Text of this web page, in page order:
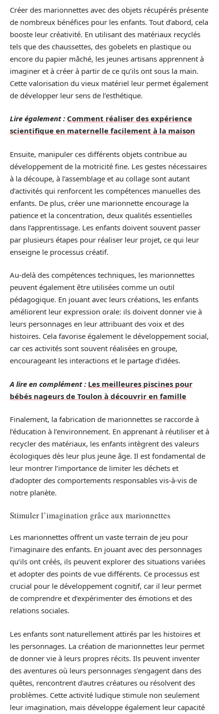
Créer des marionnettes avec des objets récupérés présente
de nombreux bénéfices pour les enfants. Tout d’abord, cela
booste leur créativité. En utilisant des matériaux recyclés
tels que des chaussettes, des gobelets en plastique ou
encore du papier mâché, les jeunes artisans apprennent à
imaginer et à créer à partir de ce qu’ils ont sous la main.
Cette valorisation du vieux matériel leur permet également
de développer leur sens de l’esthétique.
Lire également : Comment réaliser des expérience
scientifique en maternelle facilement à la maison
Ensuite, manipuler ces différents objets contribue au
développement de la motricité fine. Les gestes nécessaires
à la découpe, à l’assemblage et au collage sont autant
d’activités qui renforcent les compétences manuelles des
enfants. De plus, créer une marionnette encourage la
patience et la concentration, deux qualités essentielles
dans l’apprentissage. Les enfants doivent souvent passer
par plusieurs étapes pour réaliser leur projet, ce qui leur
enseigne le processus créatif.
Au-delà des compétences techniques, les marionnettes
peuvent également être utilisées comme un outil
pédagogique. En jouant avec leurs créations, les enfants
améliorent leur expression orale: ils doivent donner vie à
leurs personnages en leur attribuant des voix et des
histoires. Cela favorise également le développement social,
car ces activités sont souvent réalisées en groupe,
encourageant les interactions et le partage d’idées.
A lire en complément : Les meilleures piscines pour
bébés nageurs de Toulon à découvrir en famille
Finalement, la fabrication de marionnettes se raccorde à
l’éducation à l’environnement. En apprenant à réutiliser et à
recycler des matériaux, les enfants intègrent des valeurs
écologiques dès leur plus jeune âge. Il est fondamental de
leur montrer l’importance de limiter les déchets et
d’adopter des comportements responsables vis-à-vis de
notre planète.
Stimuler l’imagination grâce aux marionnettes
Les marionnettes offrent un vaste terrain de jeu pour
l’imaginaire des enfants. En jouant avec des personnages
qu’ils ont créés, ils peuvent explorer des situations variées
et adopter des points de vue différents. Ce processus est
crucial pour le développement cognitif, car il leur permet
de comprendre et d’expérimenter des émotions et des
relations sociales.
Les enfants sont naturellement attirés par les histoires et
les personnages. La création de marionnettes leur permet
de donner vie à leurs propres récits. Ils peuvent inventer
des aventures où leurs personnages s’engagent dans des
quêtes, rencontrent d’autres créatures ou résolvent des
problèmes. Cette activité ludique stimule non seulement
leur imagination, mais développe également leur capacité